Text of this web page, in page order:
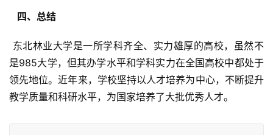
  四、总结
是985大学，但其办学水平和学科实力在全国高校中都处于
领先地位。近年来，学校坚持以人才培养为中心，不断提升
教学质量和科研水平，为国家培养了大批优秀人才。